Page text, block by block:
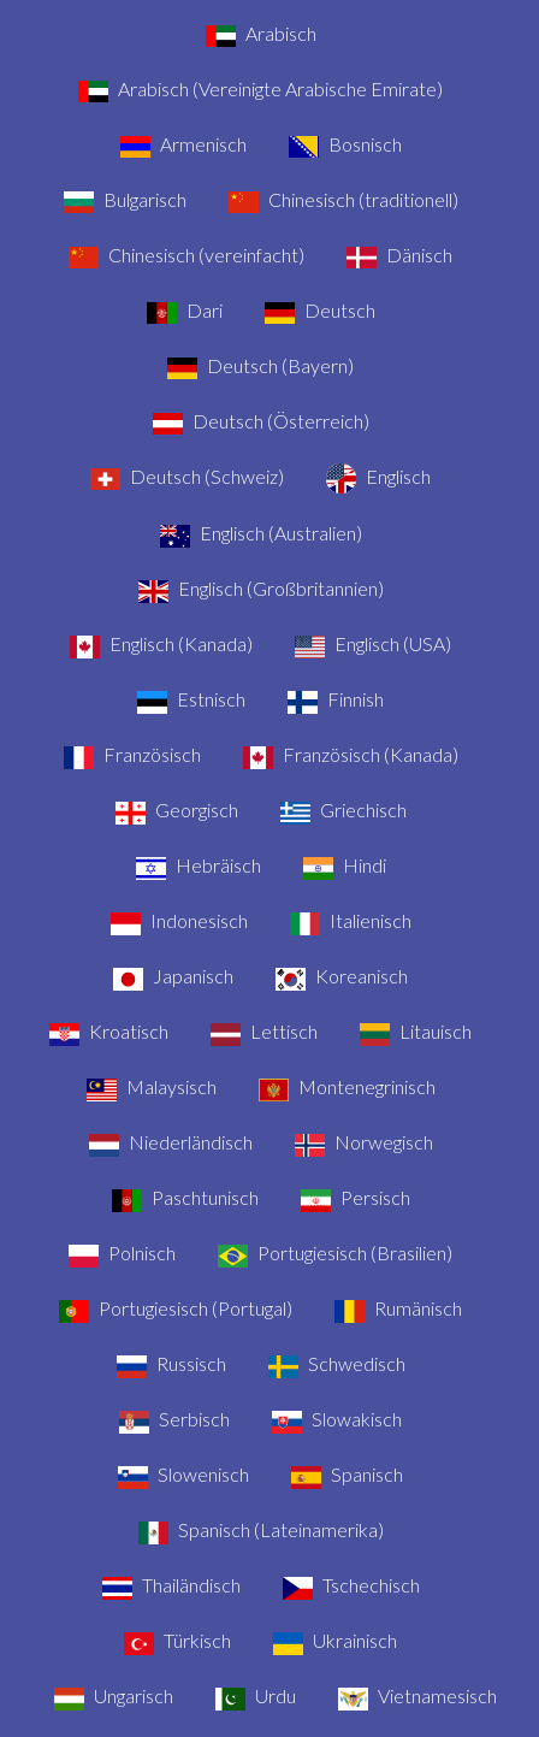
Arabisch
Arabisch (Vereinigte Arabische Emirate)
Armenisch Bosnisch
Bulgarisch Chinesisch (traditionell)
Chinesisch (vereinfacht) Dänisch
Dari Deutsch
Deutsch (Bayern)
Deutsch (Österreich)
Deutsch (Schweiz) Englisch
Englisch (Australien)
Englisch (Großbritannien)
Englisch (Kanada) Englisch (USA)
Estnisch Finnish
Französisch Französisch (Kanada)
Georgisch Griechisch
Hebräisch Hindi
Indonesisch Italienisch
Japanisch Koreanisch
Kroatisch Lettisch Litauisch
Malaysisch Montenegrinisch
Niederländisch Norwegisch
Paschtunisch Persisch
Polnisch Portugiesisch (Brasilien)
Portugiesisch (Portugal) Rumänisch
Russisch Schwedisch
Serbisch Slowakisch
Slowenisch Spanisch
Spanisch (Lateinamerika)
Thailändisch Tschechisch
Türkisch Ukrainisch
Ungarisch Urdu Vietnamesisch